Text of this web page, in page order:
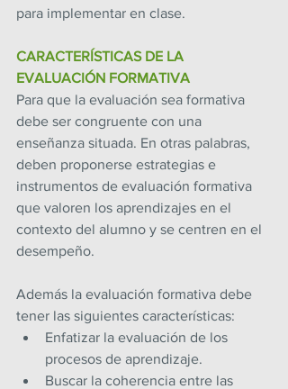
para implementar en clase.
CARACTERÍSTICAS DE LA
EVALUACIÓN FORMATIVA
Para que la evaluación sea formativa
debe ser congruente con una
enseñanza situada. En otras palabras,
deben proponerse estrategias e
instrumentos de evaluación formativa
que valoren los aprendizajes en el
contexto del alumno y se centren en el
desempeño.
Además la evaluación formativa debe
tener las siguientes características:
Enfatizar la evaluación de los
procesos de aprendizaje.
Buscar la coherencia entre las